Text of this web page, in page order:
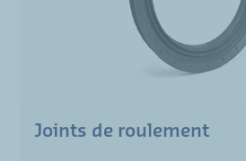
Joints de roulement